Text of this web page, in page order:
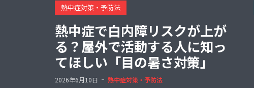
熱中症対策・予防法
熱中症で白内障リスクが上が
る？屋外で活動する人に知っ
てほしい「目の暑さ対策」
2026年6月10日 熱中症対策・予防法